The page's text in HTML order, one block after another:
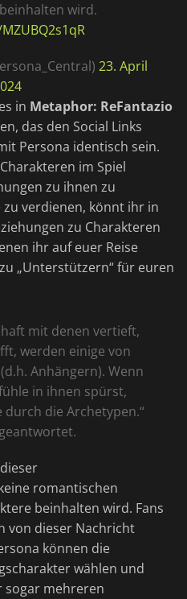
wird.
23. April
in Metaphor: ReFantazio
das den Social Links
Persona identisch sein.
im Spiel
zu ihnen zu
verdienen, könnt ihr in
zu Charakteren
ihr auf euer Reise
„Unterstützern“ für euren
mit denen vertieft,
werden einige von
Anhängern). Wenn
in ihnen spürst,
die Archetypen.“
romantischen
beinhalten wird. Fans
von dieser Nachricht
können die
wählen und
sogar mehreren